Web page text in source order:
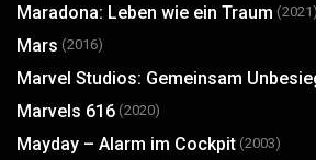
Maradona: Leben wie ein Traum (2021)
Mars (2016)
Marvel Studios: Gemeinsam
Marvels 616 (2020)
Mayday – Alarm im Cockpit (2003)